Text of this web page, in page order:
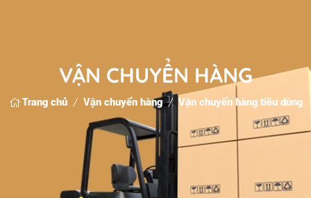
VẬN CHUYỂN HÀNG
Trang chủ Vận chuyển hàng Vận chuyển hàng tiêu dùng